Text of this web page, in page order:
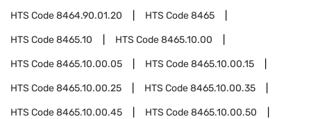
HTS Code8464.90.01.20 HTS Code8465
HTS Code8465.10 HTS Code8465.10.00
HTS Code8465.10.00.05 HTS Code8465.10.00.15
HTS Code8465.10.00.25 HTS Code8465.10.00.35
HTS Code8465.10.00.45 HTS Code8465.10.00.50